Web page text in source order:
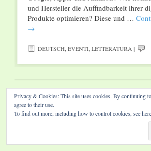
und Hersteller die Auffindbarkeit ihrer
Produkte optimieren? Diese und …
→
DEUTSCH,EVENTI,LETTERATURA |
Website by Diamond Visions
Privacy & Cookies: This site uses cookies. By continuing
agree to their use.
To find out more, including how to control cookies, see